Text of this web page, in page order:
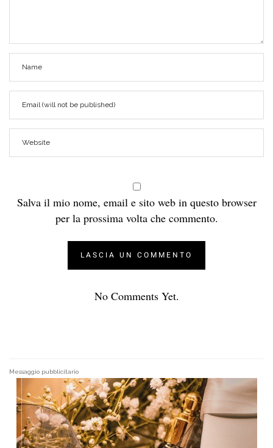
Salva il mio nome, email e sito web in questo browser
per la prossima volta che commento.
No Comments Yet.
Messaggio pubblicitario